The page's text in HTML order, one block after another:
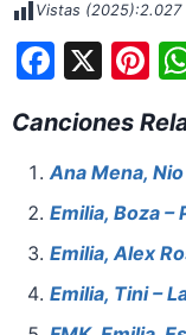
Vistas (2025):2.027
F
c
e
b
o
o
X Pi
er
e
st
Canciones
Ana Mena,
Emilia, Boza –
Emilia, Alex
Emilia, Tini –